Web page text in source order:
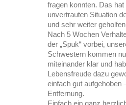
fragen konnten. Das
unvertrauten Situation
und sehr weiter
Nach 5 Wochen
der „Spuk“ vorbei,
Schwestern kommen
miteinander klar und
Lebensfreude dazu
einfach gut aufgehoben
Entfernung.
Einfach ein ganz